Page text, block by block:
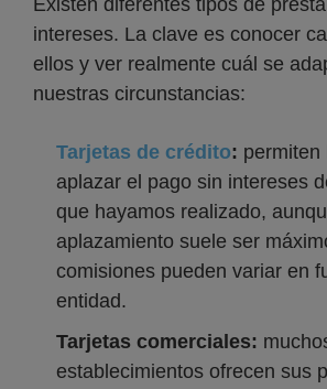
Existen diferentes tipos de
intereses. La clave es conocer
ellos y ver realmente cuál se
nuestras circunstancias:
Tarjetas de crédito: permiten
aplazar el pago sin intereses
que hayamos realizado,
aplazamiento suele ser
comisiones pueden variar en
entidad.
Tarjetas comerciales:
establecimientos ofrecen sus